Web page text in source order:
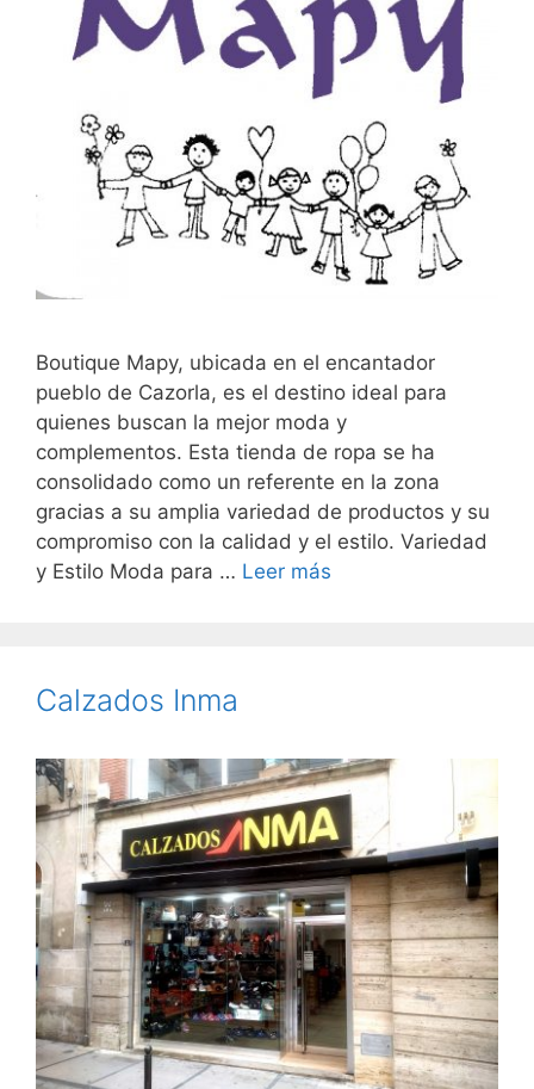
Boutique Mapy, ubicada en el encantador
pueblo de Cazorla, es el destino ideal para
quienes buscan la mejor moda y
complementos. Esta tienda de ropa se ha
consolidado como un referente en la zona
gracias a su amplia variedad de productos y su
compromiso con la calidad y el estilo. Variedad
y Estilo Moda para … Leer más
Calzados Inma